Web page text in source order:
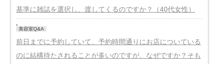
基準に雑誌を選択し、渡してくるのですか？（40代女性）
美容室Q&A
前日までに予約していて、予約時間通りにお店についている
のに結構待たされることが多いのですが、なぜですか？そも